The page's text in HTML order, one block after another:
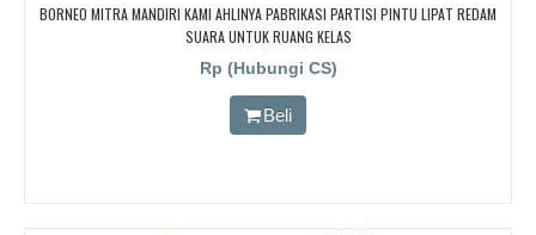
BORNEO MITRA MANDIRI KAMI AHLINYA PABRIKASI PARTISI PINTU LIPAT REDAM
SUARA UNTUK RUANG KELAS
Rp (Hubungi CS)
Beli